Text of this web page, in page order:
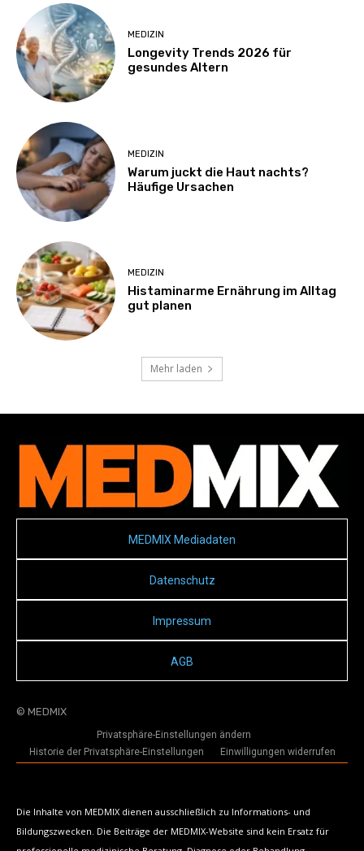
MEDIZIN
Longevity Trends 2026 für
gesundes Altern
MEDIZIN
Warum juckt die Haut nachts?
Häufige Ursachen
MEDIZIN
Histaminarme Ernährung im Alltag
gut planen
Mehr laden
MEDMIX Mediadaten
Datenschutz
Impressum
AGB
© MEDMIX
Privatsphäre-Einstellungen ändern
Historie der Privatsphäre-Einstellungen
Einwilligungen widerrufen
Die Inhalte von MEDMIX dienen ausschließlich zu Informations- und
Bildungszwecken. Die Beiträge der MEDMIX-Website sind kein Ersatz für